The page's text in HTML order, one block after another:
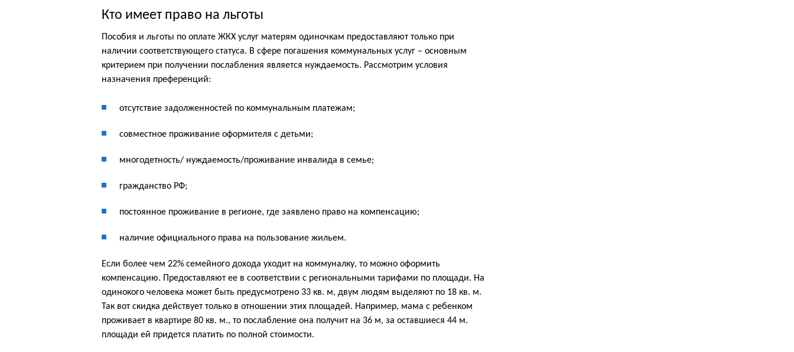
Кто имеет право на льготы
Пособия и льготы по оплате ЖКХ услуг матерям одиночкам предоставляют только при
наличии соответствующего статуса. В сфере погашения коммунальных услуг – основным
критерием при получении послабления является нуждаемость. Рассмотрим условия
назначения преференций:
отсутствие задолженностей по коммунальным платежам;
совместное проживание оформителя с детьми;
многодетность/ нуждаемость/проживание инвалида в семье;
гражданство РФ;
постоянное проживание в регионе, где заявлено право на компенсацию;
наличие официального права на пользование жильем.
Если более чем 22% семейного дохода уходит на коммуналку, то можно оформить
компенсацию. Предоставляют ее в соответствии с региональными тарифами по площади. На
одинокого человека может быть предусмотрено 33 кв. м, двум людям выделяют по 18 кв. м.
Так вот скидка действует только в отношении этих площадей. Например, мама с ребенком
проживает в квартире 80 кв. м., то послабление она получит на 36 м, за оставшиеся 44 м.
площади ей придется платить по полной стоимости.